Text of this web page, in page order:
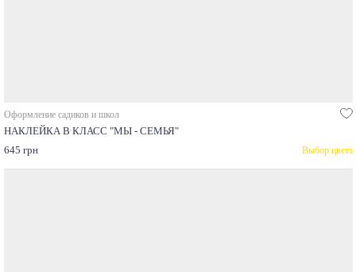
Оформление садиков и школ
НАКЛЕЙКА В КЛАСС "МЫ - СЕМЬЯ"
645 грн
Выбор цвета